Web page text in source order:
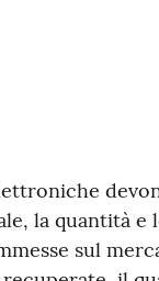
la quantità e
sul